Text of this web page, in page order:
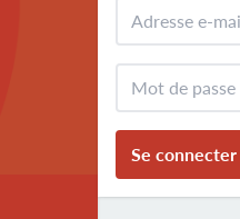
Se connecter